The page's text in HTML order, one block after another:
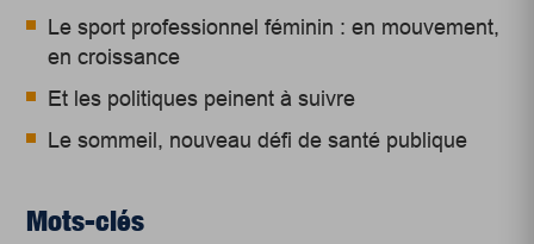
Le sport professionnel féminin : en mouvement,
en croissance
Et les politiques peinent à suivre
Le sommeil, nouveau défi de santé publique
Mots-clés